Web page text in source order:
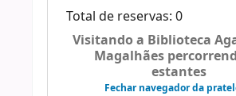
Total de reservas: 0
Visitando a Biblioteca
Magalhães
estantes
Fechar navegador da